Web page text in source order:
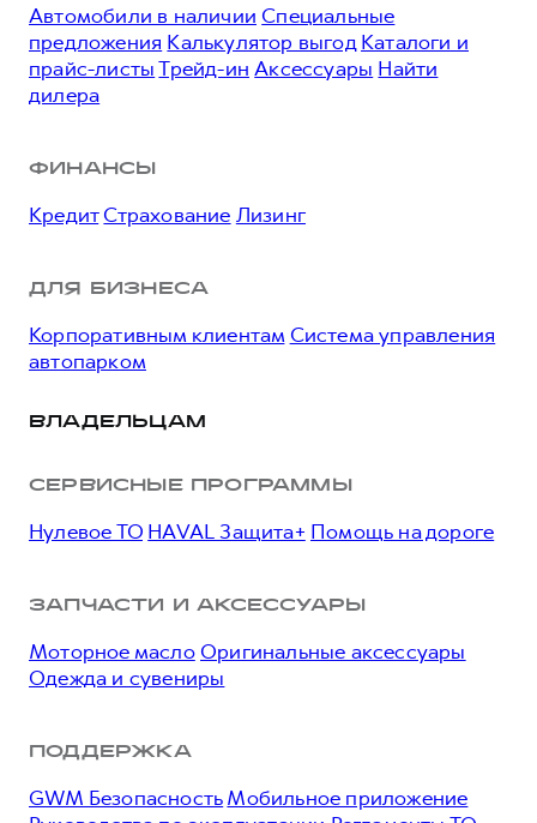
Автомобили в наличии Специальные
предложения Калькулятор выгод Каталоги и
прайс-листы Трейд-ин Аксессуары Найти
дилера
ФИНАНСЫ
Кредит Страхование Лизинг
ДЛЯ БИЗНЕСА
Корпоративным клиентам Система управления
автопарком
ВЛАДЕЛЬЦАМ
СЕРВИСНЫЕ ПРОГРАММЫ
Нулевое ТО HAVAL Защита+ Помощь на дороге
ЗАПЧАСТИ И АКСЕССУАРЫ
Моторное масло Оригинальные аксессуары
Одежда и сувениры
ПОДДЕРЖКА
GWM БезопасностьМобильное приложение